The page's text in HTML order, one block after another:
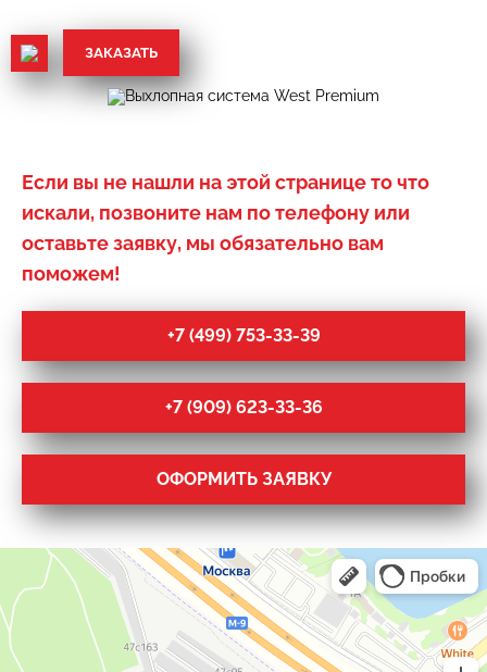
ЗАКАЗАТЬ
Если вы не нашли на этой странице то что
искали, позвоните нам по телефону или
оставьте заявку, мы обязательно вам
поможем!
+7 (499) 753-33-39
+7 (909) 623-33-36
ОФОРМИТЬ ЗАЯВКУ